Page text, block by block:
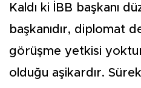
Kaldı ki İBB başkanı
başkanıdır, diplomat
görüşme yetkisi
olduğu aşikardır.